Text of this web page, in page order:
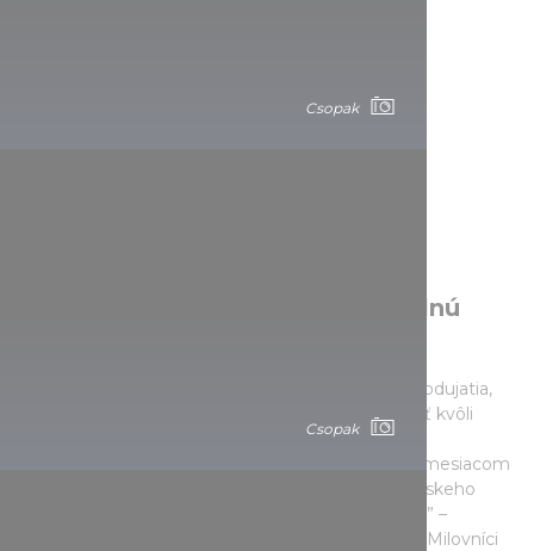
Csopak
Csopak
Od svetových hviezd až po tepelnú
Séria programov po celý rok ponúka rozmanité podujatia,
ale v lete rozhodne stojí za to navštíviť túto oblasť kvôli
množstvu divadelných, hudobných, literárnych a
spoločenských podujatí. „Júl je najzaujímavejším mesiacom
vo Veszpréme, ale tento rok počas sezóny Európskeho
hlavného mesta kultúry, bude mimoriadne rušno.” –
povedal Gyula Porga, primátor mesta Veszprém. Milovníci